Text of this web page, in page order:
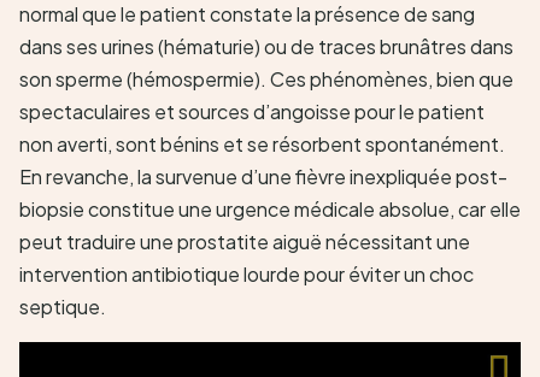
normal que le patient constate la présence de sang
dans ses urines (hématurie) ou de traces brunâtres dans
son sperme (hémospermie). Ces phénomènes, bien que
spectaculaires et sources d’angoisse pour le patient
non averti, sont bénins et se résorbent spontanément.
En revanche, la survenue d’une fièvre inexpliquée post-
biopsie constitue une urgence médicale absolue, car elle
peut traduire une prostatite aiguë nécessitant une
intervention antibiotique lourde pour éviter un choc
septique.